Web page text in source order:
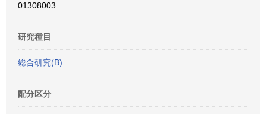
01308003
研究種目
総合研究(B)
配分区分